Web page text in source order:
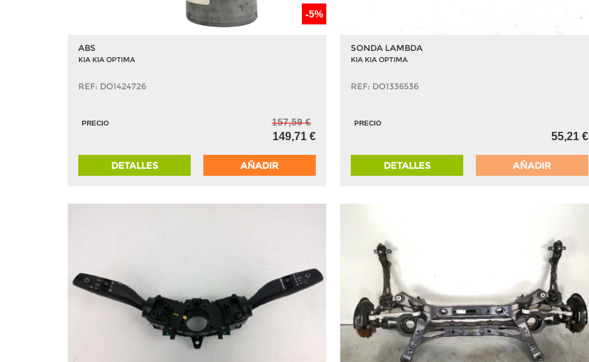
-5%
ABS
KIA KIA OPTIMA
REF: DO1424726
PRECIO 157,59 €
149,71 €
DETALLES AÑADIR
SONDA LAMBDA
KIA KIA OPTIMA
REF: DO1336536
PRECIO
55,21 €
DETALLES AÑADIR